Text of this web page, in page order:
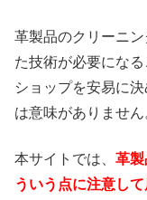
革製品のクリーニ
た技術が必要にな
ショップを安易に
は意味がありません
本サイトでは、 革
ういう点に注意し